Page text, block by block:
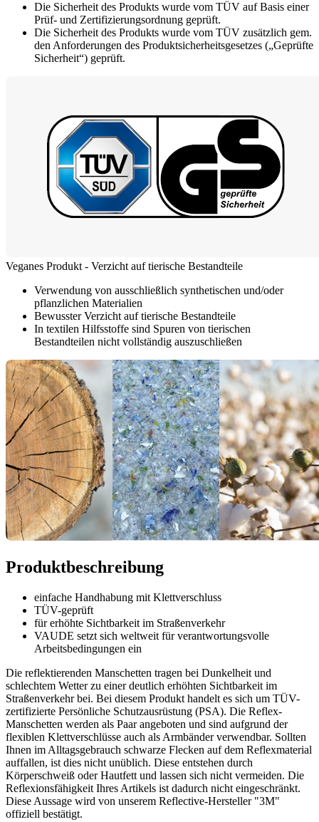
Die Sicherheit des Produkts wurde vom TÜV auf Basis einer
Prüf- und Zertifizierungsordnung geprüft.
Die Sicherheit des Produkts wurde vom TÜV zusätzlich gem.
den Anforderungen des Produktsicherheitsgesetzes („Geprüfte
Sicherheit“) geprüft.
Veganes Produkt - Verzicht auf tierische Bestandteile
Verwendung von ausschließlich synthetischen und/oder
pflanzlichen Materialien
Bewusster Verzicht auf tierische Bestandteile
In textilen Hilfsstoffe sind Spuren von tierischen
Bestandteilen nicht vollständig auszuschließen
Produktbeschreibung
einfache Handhabung mit Klettverschluss
TÜV-geprüft
für erhöhte Sichtbarkeit im Straßenverkehr
VAUDE setzt sich weltweit für verantwortungsvolle
Arbeitsbedingungen ein
Die reflektierenden Manschetten tragen bei Dunkelheit und
schlechtem Wetter zu einer deutlich erhöhten Sichtbarkeit im
Straßenverkehr bei. Bei diesem Produkt handelt es sich um TÜV-
zertifizierte Persönliche Schutzausrüstung (PSA). Die Reflex-
Manschetten werden als Paar angeboten und sind aufgrund der
flexiblen Klettverschlüsse auch als Armbänder verwendbar. Sollten
Ihnen im Alltagsgebrauch schwarze Flecken auf dem Reflexmaterial
auffallen, ist dies nicht unüblich. Diese entstehen durch
Körperschweiß oder Hautfett und lassen sich nicht vermeiden. Die
Reflexionsfähigkeit Ihres Artikels ist dadurch nicht eingeschränkt.
Diese Aussage wird von unserem Reflective-Hersteller "3M"
offiziell bestätigt.